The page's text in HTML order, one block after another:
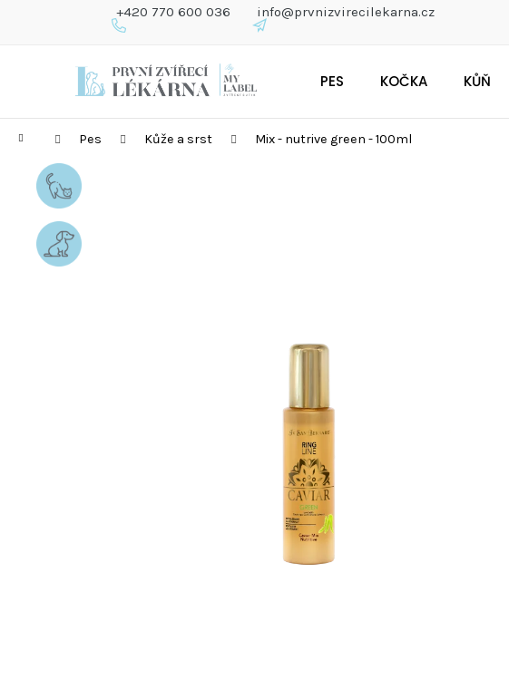
+420 770 600 036 info@prvnizvirecilekarna.cz
PES KOČKA KŮŇ
Domů Pes Kůže a srst Mix - nutrive green - 100ml
obchodu
obchodu
CO